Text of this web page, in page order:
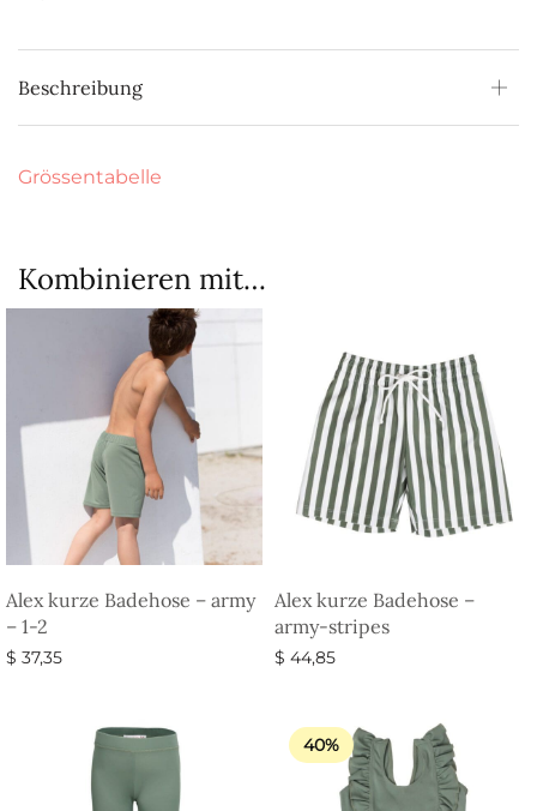
Beschreibung
Grössentabelle
Kombinieren mit…
Alex kurze Badehose – army
– 1-2
$ 37,35
Alex kurze Badehose –
army-stripes
$ 44,85
40%